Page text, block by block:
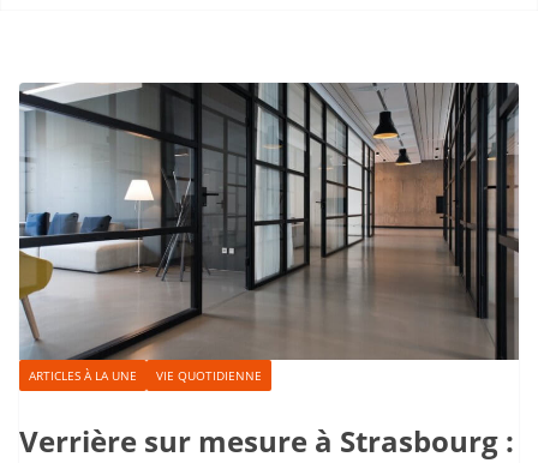
ARTICLES À LA UNE VIE QUOTIDIENNE
Verrière sur mesure à Strasbourg :